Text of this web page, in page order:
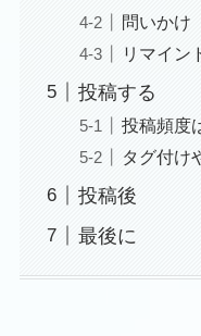
問いかけ
リマイン
投稿する
投稿頻度
タグ付け
投稿後
最後に